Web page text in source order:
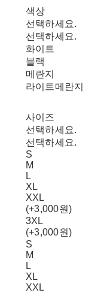
색상
선택하세요.
선택하세요.
화이트
블랙
메란지
라이트메란지
사이즈
선택하세요.
선택하세요.
S
M
L
XL
XXL
(+3,000원)
3XL
(+3,000원)
S
M
L
XL
XXL